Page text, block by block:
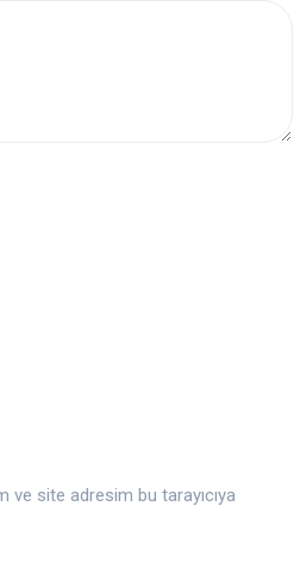
ve site adresim bu tarayıcıya